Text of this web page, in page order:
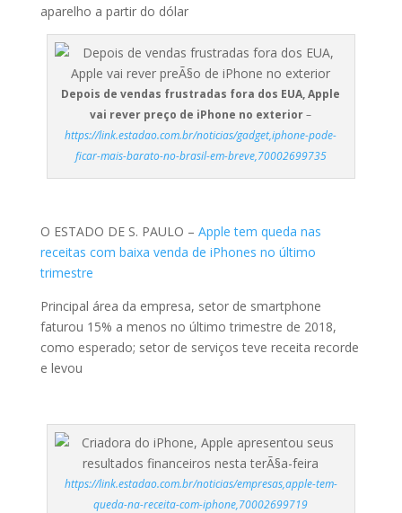
aparelho a partir do dólar
Depois de vendas frustradas fora dos EUA, Apple
vai rever preço de iPhone no exterior–
https://link.estadao.com.br/noticias/gadget,iphone-pode-
ficar-mais-barato-no-brasil-em-breve,70002699735
O ESTADO DE S. PAULO – Apple tem queda nas
receitas com baixa venda de iPhones no último
trimestre
Principal área da empresa, setor de smartphone
faturou 15% a menos no último trimestre de 2018,
como esperado; setor de serviços teve receita recorde
e levou
https://link.estadao.com.br/noticias/empresas,apple-tem-
queda-na-receita-com-iphone,70002699719